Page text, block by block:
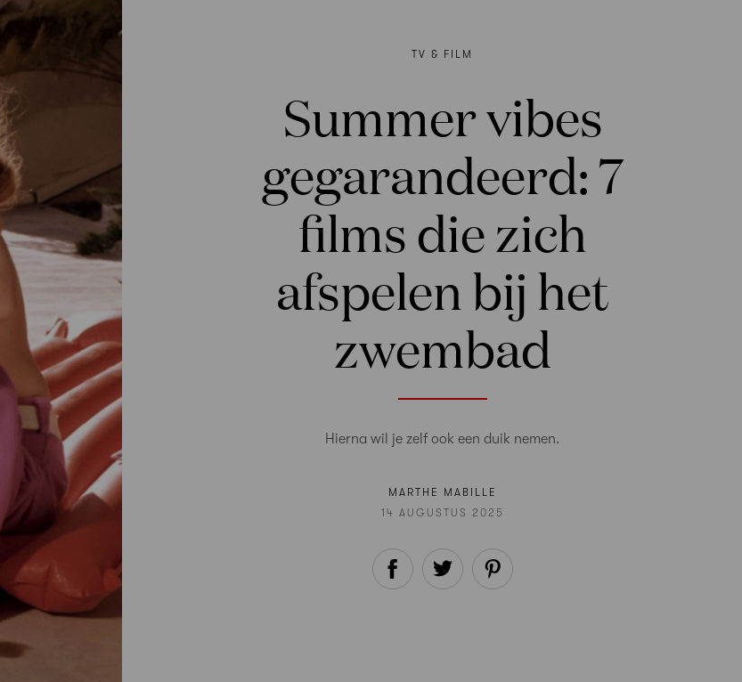
TV & FILM
Summer vibes
gegarandeerd: 7
films die zich
afspelen bij het
zwembad
Hierna wil je zelf ook een duik nemen.
MARTHE MABILLE
14 AUGUSTUS 2025